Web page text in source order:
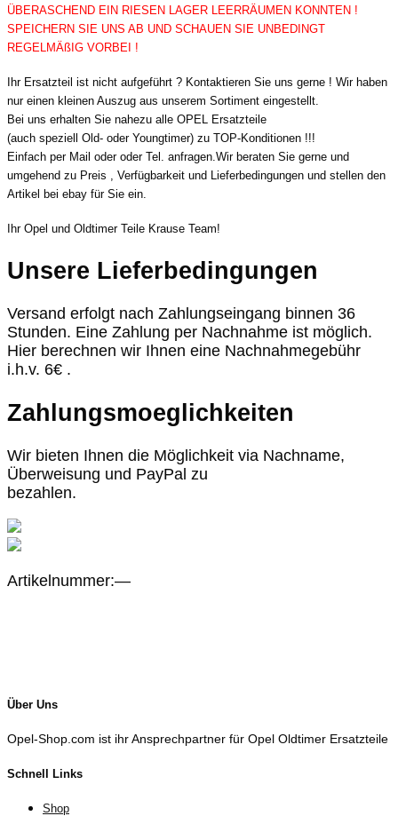
ÜBERASCHEND EIN RIESEN LAGER LEERRÄUMEN KONNTEN !
SPEICHERN SIE UNS AB UND SCHAUEN SIE UNBEDINGT
REGELMÄßIG VORBEI !
Ihr Ersatzteil ist nicht aufgeführt ? Kontaktieren Sie uns gerne ! Wir haben
nur einen kleinen Auszug aus unserem Sortiment eingestellt.
Bei uns erhalten Sie nahezu alle OPEL Ersatzteile
(auch speziell Old- oder Youngtimer) zu TOP-Konditionen !!!
Einfach per Mail oder oder Tel. anfragen.Wir beraten Sie gerne und
umgehend zu Preis , Verfügbarkeit und Lieferbedingungen und stellen den
Artikel bei ebay für Sie ein.
Ihr Opel und Oldtimer Teile Krause Team!
Unsere Lieferbedingungen
Versand erfolgt nach Zahlungseingang binnen 36
Stunden. Eine Zahlung per Nachnahme ist möglich.
Hier berechnen wir Ihnen eine Nachnahmegebühr
i.h.v. 6€ .
Zahlungsmoeglichkeiten
Wir bieten Ihnen die Möglichkeit via Nachname,
Überweisung und PayPal zu
bezahlen.
Artikelnummer:—
Über Uns
Opel-Shop.com ist ihr Ansprechpartner für Opel Oldtimer Ersatzteile
Schnell Links
Shop